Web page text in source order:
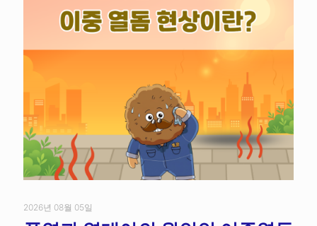
2026년 08월 05일